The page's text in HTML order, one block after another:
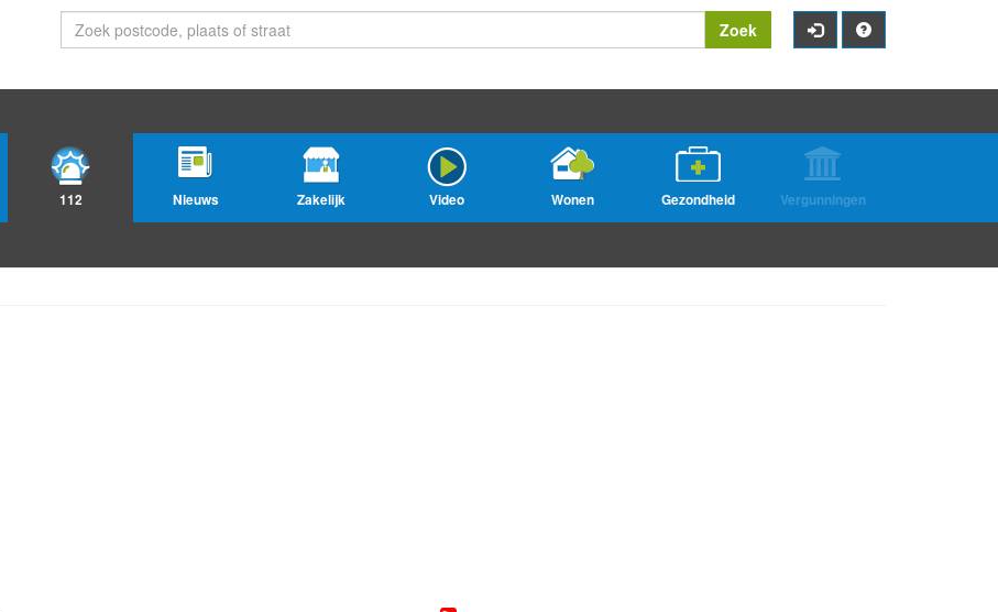
Zoek
112 Nieuws Zakelijk Video Wonen Gezondheid Vergunningen